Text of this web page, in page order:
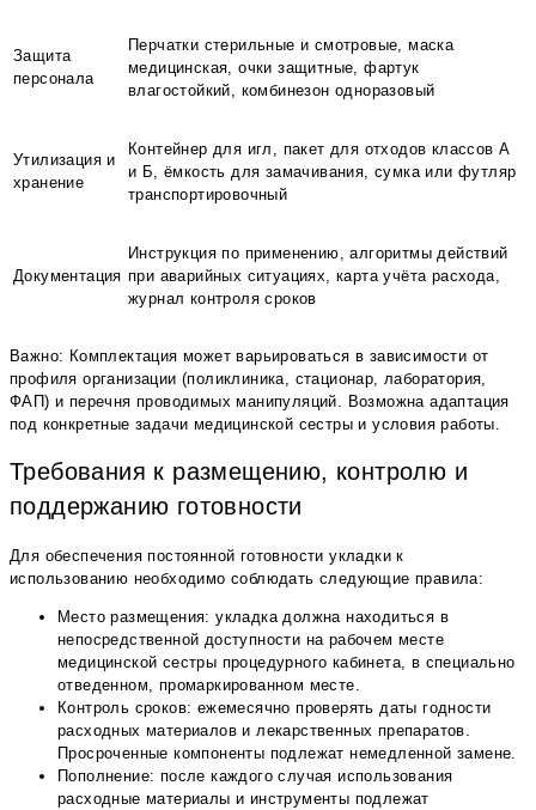
Защита
персонала
Перчатки стерильные и смотровые, маска
медицинская, очки защитные, фартук
влагостойкий, комбинезон одноразовый
Утилизация и
хранение
Контейнер для игл, пакет для отходов классов А
и Б, ёмкость для замачивания, сумка или футляр
транспортировочный
Документация
Инструкция по применению, алгоритмы действий
при аварийных ситуациях, карта учёта расхода,
журнал контроля сроков
Важно: Комплектация может варьироваться в зависимости от
профиля организации (поликлиника, стационар, лаборатория,
ФАП) и перечня проводимых манипуляций. Возможна адаптация
под конкретные задачи медицинской сестры и условия работы.
Требования к размещению, контролю и
поддержанию готовности
Для обеспечения постоянной готовности укладки к
использованию необходимо соблюдать следующие правила:
Место размещения: укладка должна находиться в
непосредственной доступности на рабочем месте
медицинской сестры процедурного кабинета, в специально
отведенном, промаркированном месте.
Контроль сроков: ежемесячно проверять даты годности
расходных материалов и лекарственных препаратов.
Просроченные компоненты подлежат немедленной замене.
Пополнение: после каждого случая использования
расходные материалы и инструменты подлежат